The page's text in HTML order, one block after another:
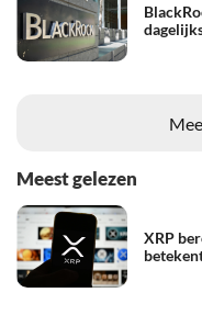
Meest gelezen
XRP